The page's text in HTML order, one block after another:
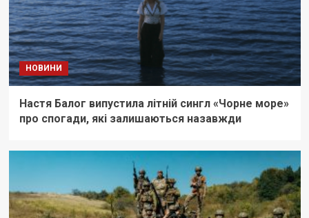
НОВИНИ
Настя Балог випустила літній сингл «Чорне море»
про спогади, які залишаються назавжди